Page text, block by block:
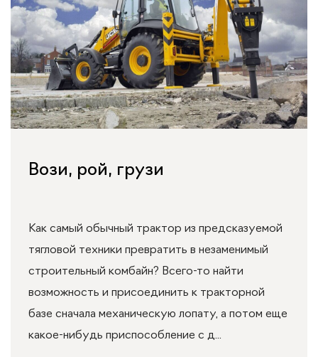
Вози, рой, грузи
Как самый обычный трактор из предсказуемой
тягловой техники превратить в незаменимый
строительный комбайн? Всего-то найти
возможность и присоединить к тракторной
базе сначала механическую лопату, а потом еще
какое-нибудь приспособление с д...